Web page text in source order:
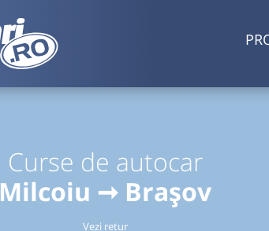
Curse de autocar
Milcoiu ➞ Brașov
Vezi retur